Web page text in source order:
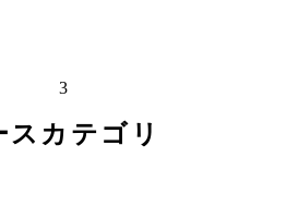
3
スカテゴリ